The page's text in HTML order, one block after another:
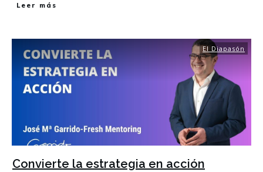
Leer más
El Diapasón
Convierte la estrategia en acción